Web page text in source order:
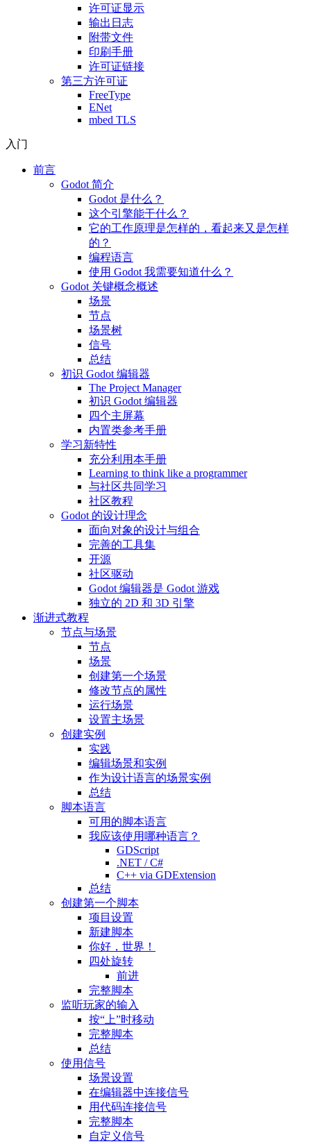
许可证显示
输出日志
附带文件
印刷手册
许可证链接
第三方许可证
FreeType
ENet
mbed TLS
入门
前言
Godot 简介
Godot 是什么？
这个引擎能干什么？
它的工作原理是怎样的，看起来又是怎样
的？
编程语言
使用 Godot 我需要知道什么？
Godot 关键概念概述
场景
节点
场景树
信号
总结
初识 Godot 编辑器
The Project Manager
初识 Godot 编辑器
四个主屏幕
内置类参考手册
学习新特性
充分利用本手册
Learning to think like a programmer
与社区共同学习
社区教程
Godot 的设计理念
面向对象的设计与组合
完善的工具集
开源
社区驱动
Godot 编辑器是 Godot 游戏
独立的 2D 和 3D 引擎
渐进式教程
节点与场景
节点
场景
创建第一个场景
修改节点的属性
运行场景
设置主场景
创建实例
实践
编辑场景和实例
作为设计语言的场景实例
总结
脚本语言
可用的脚本语言
我应该使用哪种语言？
GDScript
.NET / C#
C++ via GDExtension
总结
创建第一个脚本
项目设置
新建脚本
你好，世界！
四处旋转
前进
完整脚本
监听玩家的输入
按“上”时移动
完整脚本
总结
使用信号
场景设置
在编辑器中连接信号
用代码连接信号
完整脚本
自定义信号